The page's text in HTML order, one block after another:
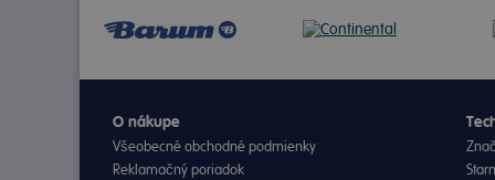
O nákupe
Všeobecné obchodné podmienky
Reklamačný poriadok